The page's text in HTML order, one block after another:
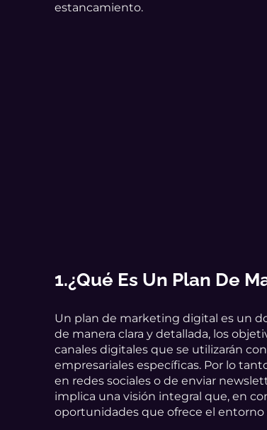
estancamiento.
1.¿Qué Es Un Plan De
Un plan de marketing digital es un
de manera clara y detallada, los
canales digitales que se utilizarán
empresariales específicas. Por lo
en redes sociales o de enviar
implica una visión integral que, en
oportunidades que ofrece el entorno